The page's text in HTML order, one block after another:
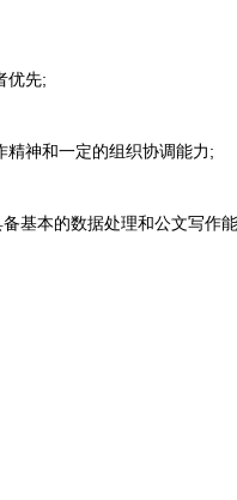
优先;
神和一定的组织协调能力;
基本的数据处理和公文写作